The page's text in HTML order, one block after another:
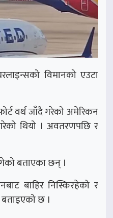
विमानको एउटा
वर्थ जाँदै गरेको अमेरिकन
थियो । अवतरणपछि र
बताएका छन् ।
बाहिर निस्किरहेको र
छ ।